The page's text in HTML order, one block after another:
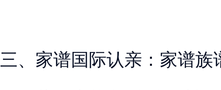
三、家谱国际认亲：家谱